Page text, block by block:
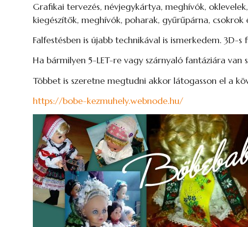
Grafikai tervezés, névjegykártya, meghívók,
kiegészítők, meghívók, poharak, gyűrűpárna,
Falfestésben is újabb technikával is ismerkedem. 3D-
Ha bármilyen 5-LET-re vagy szárnyaló fantáziára van
Többet is szeretne megtudni akkor látogasson el a
https://bobe-kezmuhely.webnode.hu/